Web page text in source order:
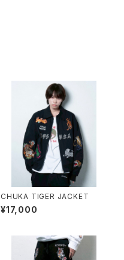
CHUKA TIGER JACKET
¥17,000